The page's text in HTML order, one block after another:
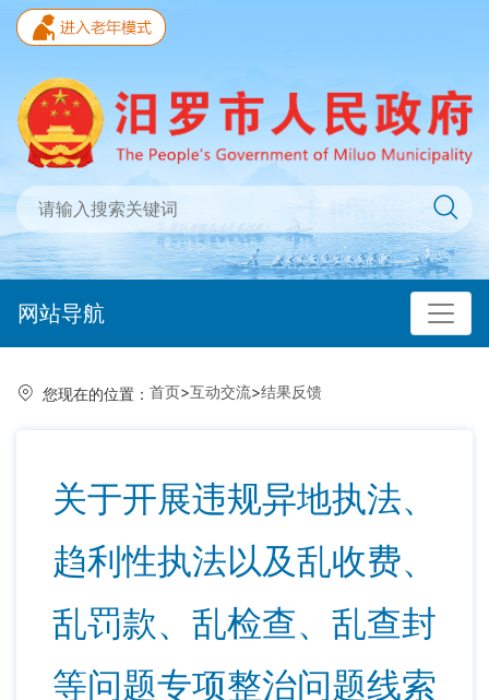
网站导航
您现在的位置： 首页>互动交流>结果反馈
关于开展违规异地执法、
趋利性执法以及乱收费、
乱罚款、乱检查、乱查封
等问题专项整治问题线索